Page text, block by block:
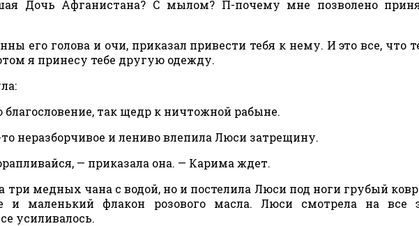
Дочь Афганистана? С мылом? П-почему мне позволено
его голова и очи, приказал привести тебя к нему. И это все, что
я принесу тебе другую одежду.
благословение, так щедр к ничтожной рабыне.
неразборчивое и лениво влепила Люси затрещину.
— приказала она. — Карима ждет.
три медных чана с водой, но и постелила Люси под ноги грубый
и маленький флакон розового масла. Люси смотрела на все
усиливалось.